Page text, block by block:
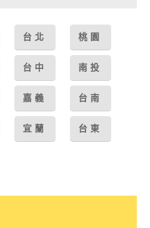
台北 桃園
台中 南投
嘉義 台南
宜蘭 台東